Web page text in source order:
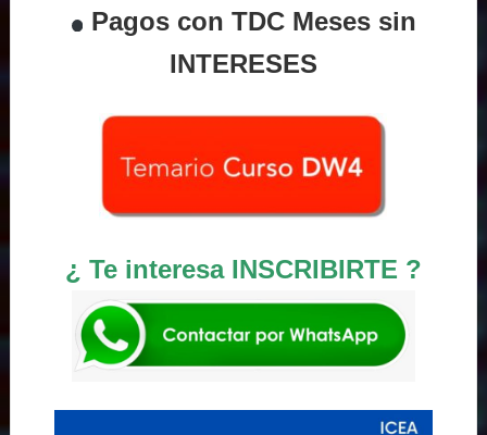
Pagos con TDC Meses sin
INTERESES
¿ Te interesa INSCRIBIRTE ?